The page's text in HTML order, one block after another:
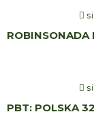
ROBINSONADA
PBT: POLSKA